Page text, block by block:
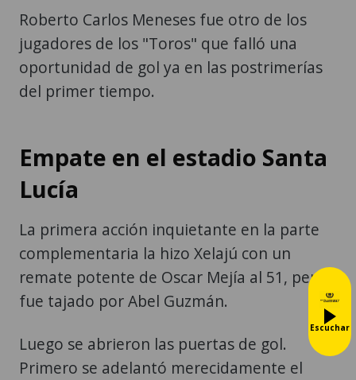
Roberto Carlos Meneses fue otro de los
jugadores de los "Toros" que falló una
oportunidad de gol ya en las postrimerías
del primer tiempo.
Empate en el estadio Santa
Lucía
La primera acción inquietante en la parte
complementaria la hizo Xelajú con un
remate potente de Oscar Mejía al 51, pero
fue tajado por Abel Guzmán.
Luego se abrieron las puertas de gol.
Primero se adelantó merecidamente el
Escuchar